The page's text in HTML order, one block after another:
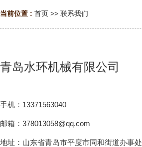
当前位置 : 首页 >> 联系我们
青岛水环机械有限公司
手机：13371563040
邮箱：378013058@qq.com
地址：山东省青岛市平度市同和街道办事处